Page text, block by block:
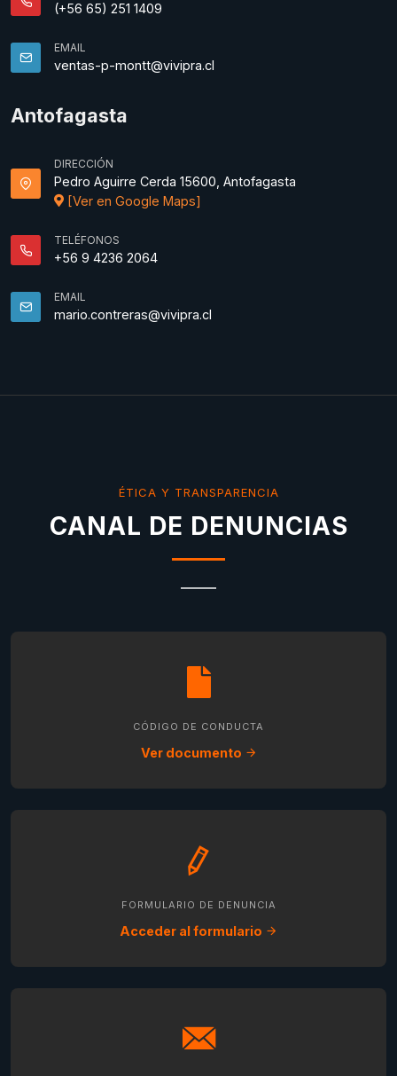
(+56 65) 251 1409
EMAIL
ventas-p-montt@vivipra.cl
Antofagasta
DIRECCIÓN
Pedro Aguirre Cerda 15600, Antofagasta
[Ver en Google Maps]
TELÉFONOS
+56 9 4236 2064
EMAIL
mario.contreras@vivipra.cl
ÉTICA Y TRANSPARENCIA
CANAL DE DENUNCIAS
CÓDIGO DE CONDUCTA
Ver documento
FORMULARIO DE DENUNCIA
Acceder al formulario